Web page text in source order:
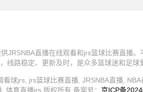
JRSNBA直播在线观看和jrs篮球比赛直播。
线路稳定、更新及时，是众多篮球迷和足球
球jrs, jrs篮球比赛直播, JRSNBA直播,
体育直播jrs 版权所有 备案号： 京ICP备